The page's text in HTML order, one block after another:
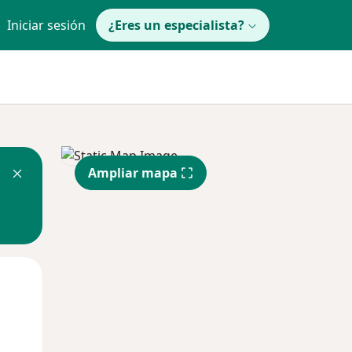
Iniciar sesión ¿Eres un especialista?
Ampliar mapa